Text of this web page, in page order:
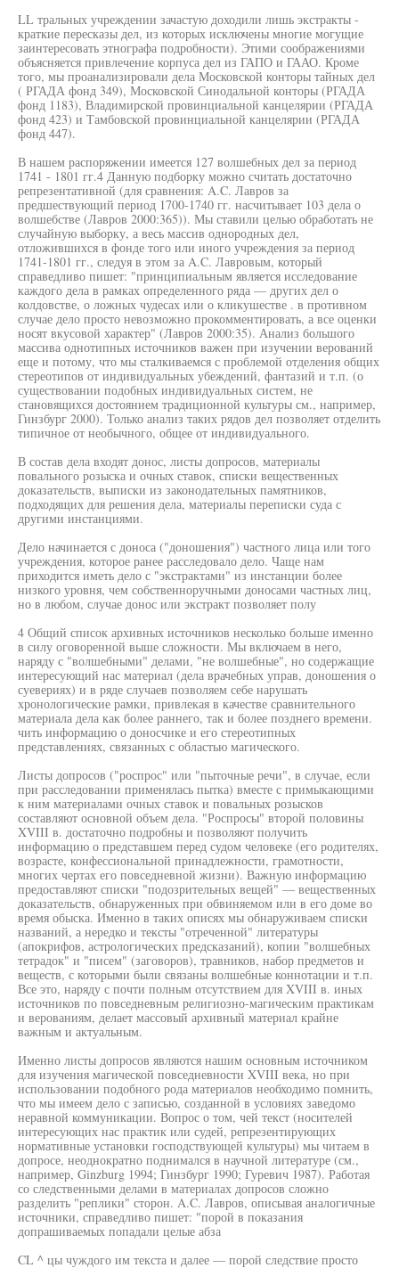
LL тральных учреждении зачастую доходили лишь экстракты -
краткие пересказы дел, из которых исключены многие могущие
заинтересовать этнографа подробности). Этими соображениями
объясняется привлечение корпуса дел из ГАПО и ГААО. Кроме
того, мы проанализировали дела Московской конторы тайных дел
( РГАДА фонд 349), Московской Синодальной конторы (РГАДА
фонд 1183), Владимирской провинциальной канцелярии (РГАДА
фонд 423) и Тамбовской провинциальной канцелярии (РГАДА
фонд 447).
В нашем распоряжении имеется 127 волшебных дел за период
1741 - 1801 гг.4 Данную подборку можно считать достаточно
репрезентативной (для сравнения: A.C. Лавров за
предшествующий период 1700-1740 гг. насчитывает 103 дела о
волшебстве (Лавров 2000:365)). Мы ставили целью обработать не
случайную выборку, а весь массив однородных дел,
отложившихся в фонде того или иного учреждения за период
1741-1801 гг., следуя в этом за A.C. Лавровым, который
справедливо пишет: "принципиальным является исследование
каждого дела в рамках определенного ряда — других дел о
колдовстве, о ложных чудесах или о кликушестве . в противном
случае дело просто невозможно прокомментировать, а все оценки
носят вкусовой характер" (Лавров 2000:35). Анализ большого
массива однотипных источников важен при изучении верований
еще и потому, что мы сталкиваемся с проблемой отделения общих
стереотипов от индивидуальных убеждений, фантазий и т.п. (о
существовании подобных индивидуальных систем, не
становящихся достоянием традиционной культуры см., например,
Гинзбург 2000). Только анализ таких рядов дел позволяет отделить
типичное от необычного, общее от индивидуального.
В состав дела входят донос, листы допросов, материалы
повального розыска и очных ставок, списки вещественных
доказательств, выписки из законодательных памятников,
подходящих для решения дела, материалы переписки суда с
другими инстанциями.
Дело начинается с доноса ("доношения") частного лица или того
учреждения, которое ранее расследовало дело. Чаще нам
приходится иметь дело с "экстрактами" из инстанции более
низкого уровня, чем собственноручными доносами частных лиц,
но в любом, случае донос или экстракт позволяет полу
4 Общий список архивных источников несколько больше именно
в силу оговоренной выше сложности. Мы включаем в него,
наряду с "волшебными" делами, "не волшебные", но содержащие
интересующий нас материал (дела врачебных управ, доношения о
суевериях) и в ряде случаев позволяем себе нарушать
хронологические рамки, привлекая в качестве сравнительного
материала дела как более раннего, так и более позднего времени.
чить информацию о доносчике и его стереотипных
представлениях, связанных с областью магического.
Листы допросов ("роспрос" или "пыточные речи", в случае, если
при расследовании применялась пытка) вместе с примыкающими
к ним материалами очных ставок и повальных розысков
составляют основной объем дела. "Роспросы" второй половины
XVIII в. достаточно подробны и позволяют получить
информацию о представшем перед судом человеке (его родителях,
возрасте, конфессиональной принадлежности, грамотности,
многих чертах его повседневной жизни). Важную информацию
предоставляют списки "подозрительных вещей" — вещественных
доказательств, обнаруженных при обвиняемом или в его доме во
время обыска. Именно в таких описях мы обнаруживаем списки
названий, а нередко и тексты "отреченной" литературы
(апокрифов, астрологических предсказаний), копии "волшебных
тетрадок" и "писем" (заговоров), травников, набор предметов и
веществ, с которыми были связаны волшебные коннотации и т.п.
Все это, наряду с почти полным отсутствием для XVIII в. иных
источников по повседневным религиозно-магическим практикам
и верованиям, делает массовый архивный материал крайне
важным и актуальным.
Именно листы допросов являются нашим основным источником
для изучения магической повседневности XVIII века, но при
использовании подобного рода материалов необходимо помнить,
что мы имеем дело с записью, созданной в условиях заведомо
неравной коммуникации. Вопрос о том, чей текст (носителей
интересующих нас практик или судей, репрезентирующих
нормативные установки господствующей культуры) мы читаем в
допросе, неоднократно поднимался в научной литературе (см.,
например, Ginzburg 1994; Гинзбург 1990; Гуревич 1987). Работая
со следственными делами в материалах допросов сложно
разделить "реплики" сторон. A.C. Лавров, описывая аналогичные
источники, справедливо пишет: "порой в показания
допрашиваемых попадали целые абза
CL ^ цы чуждого им текста и далее — порой следствие просто